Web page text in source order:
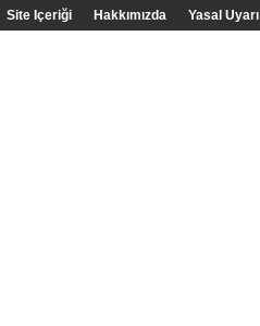
Site Içeriği Hakkımızda Yasal Uyarı